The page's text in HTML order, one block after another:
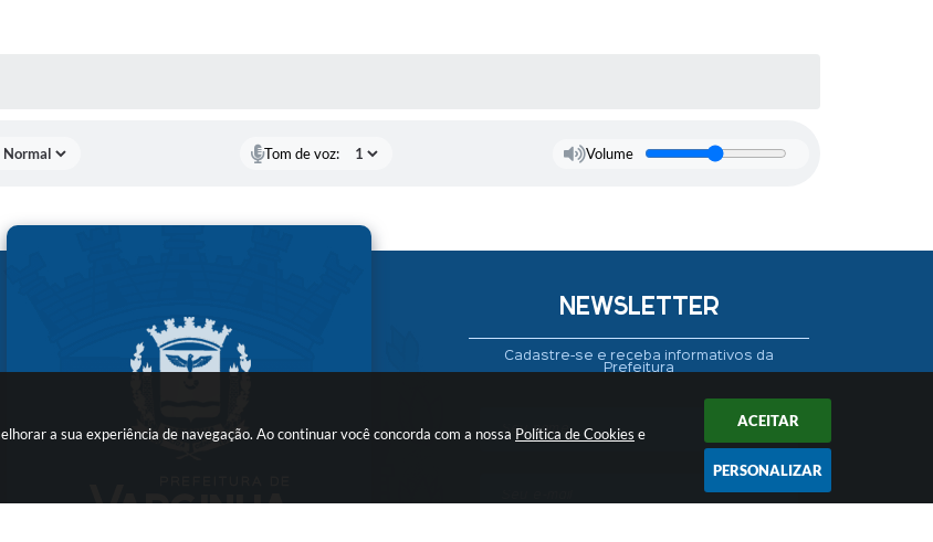
a sua experiência de navegação. Ao continuar você concorda com a nossa Política de Cookies e
ACEITAR
PERSONALIZAR
Tom de voz: Volume
NEWSLETTER
Cadastre-se e receba informativos da
Prefeitura